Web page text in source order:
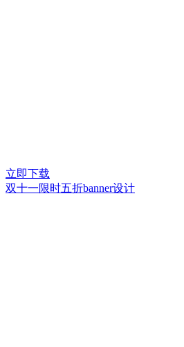
立即下载
双十一限时五折banner设计